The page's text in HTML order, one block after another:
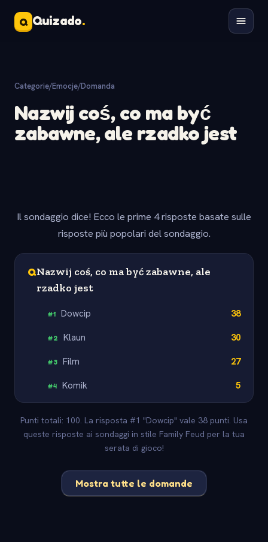
Q Quizado.
Categorie/Emocje/Domanda
Nazwij coś, co ma być
zabawne, ale rzadko jest
Il sondaggio dice! Ecco le prime 4 risposte basate sulle
risposte più popolari del sondaggio.
QNazwij coś, co ma być zabawne, ale
rzadko jest
#1 Dowcip 38
#2 Klaun 30
#3 Film 27
#4 Komik 5
Punti totali: 100. La risposta #1 "Dowcip" vale 38 punti. Usa
queste risposte ai sondaggi in stile Family Feud per la tua
serata di gioco!
Mostra tutte le domande